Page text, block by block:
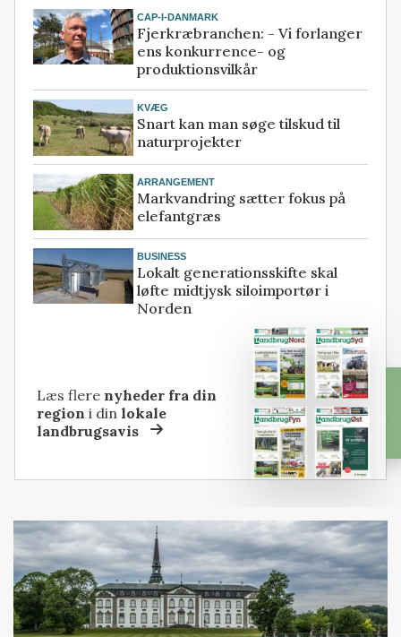
CAP-I-DANMARK
Fjerkræbranchen: - Vi forlanger
ens konkurrence- og
produktionsvilkår
KVÆG
Snart kan man søge tilskud til
naturprojekter
ARRANGEMENT
Markvandring sætter fokus på
elefantgræs
BUSINESS
Lokalt generationsskifte skal
løfte midtjysk siloimportør i
Norden
Læs flere nyheder fra din
region i dinlokale
landbrugsavis